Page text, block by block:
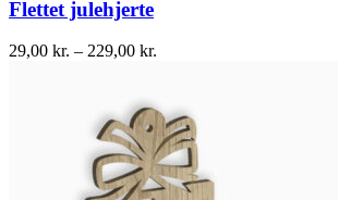
Flettet julehjerte
29,00 kr. – 229,00 kr.